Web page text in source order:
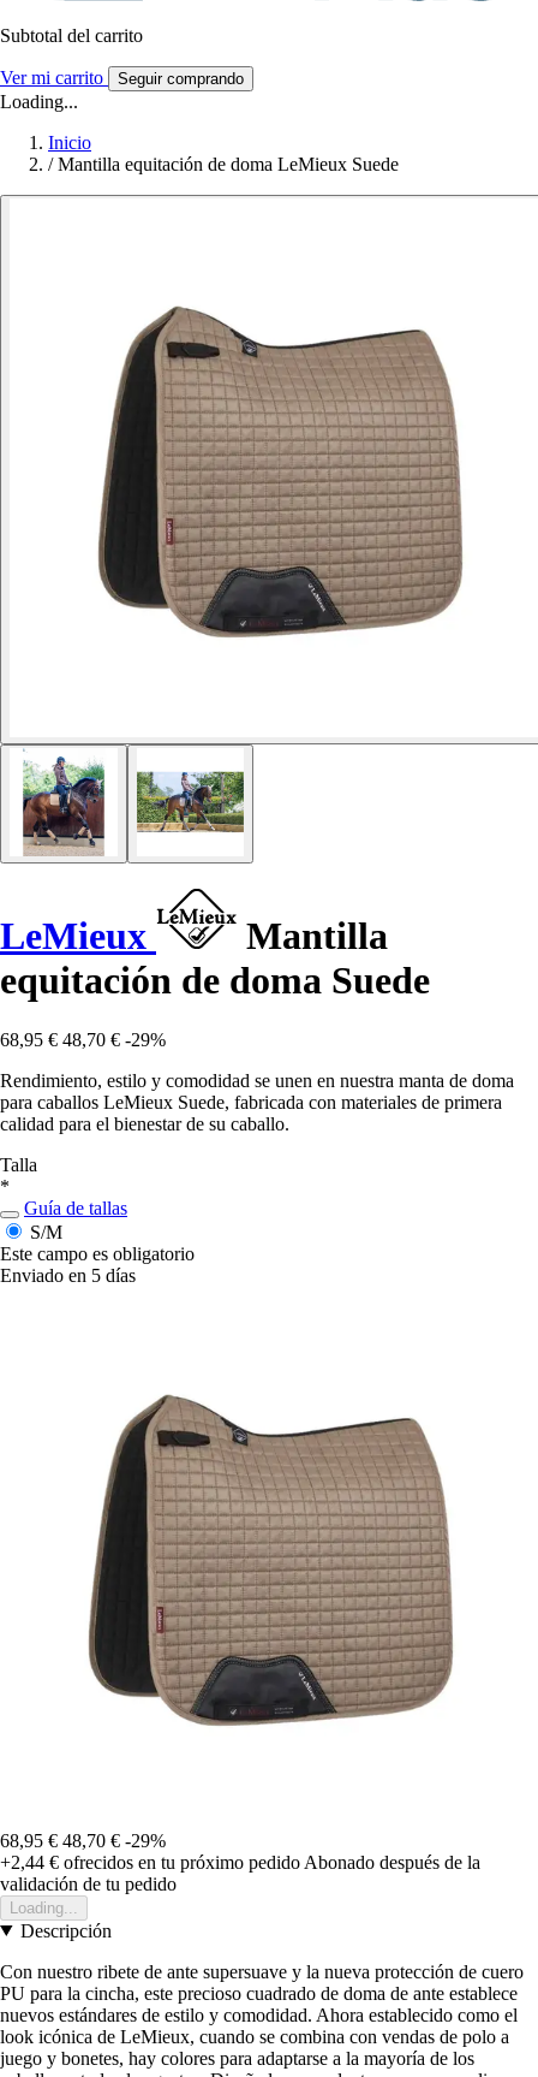
Subtotal del carrito
Ver mi carrito Seguir comprando
Loading...
Inicio
/ Mantilla equitación de doma LeMieux Suede
LeMieux
Mantilla
equitación de doma Suede
68,95 € 48,70 € -29%
Rendimiento, estilo y comodidad se unen en nuestra manta de doma
para caballos LeMieux Suede, fabricada con materiales de primera
calidad para el bienestar de su caballo.
Talla
*
Guía de tallas
S/M
Este campo es obligatorio
Enviado en 5 días
68,95 € 48,70 € -29%
+2,44 € ofrecidos en tu próximo pedido Abonado después de la
validación de tu pedido
Loading...
Descripción
Con nuestro ribete de ante supersuave y la nueva protección de cuero
PU para la cincha, este precioso cuadrado de doma de ante establece
nuevos estándares de estilo y comodidad. Ahora establecido como el
look icónica de LeMieux, cuando se combina con vendas de polo a
juego y bonetes, hay colores para adaptarse a la mayoría de los